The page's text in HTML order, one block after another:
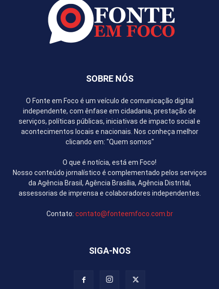
SOBRE NÓS
O Fonte em Foco é um veículo de comunicação digital
independente, com ênfase em cidadania, prestação de
serviços, políticas públicas, iniciativas de impacto social e
acontecimentos locais e nacionais. Nos conheça melhor
clicando em: "Quem somos"
O que é notícia, está em Foco!
Nosso conteúdo jornalístico é complementado pelos serviços
da Agência Brasil, Agência Brasília, Agência Distrital,
assessorias de imprensa e colaboradores independentes.
Contato: contato@fonteemfoco.com.br
SIGA-NOS